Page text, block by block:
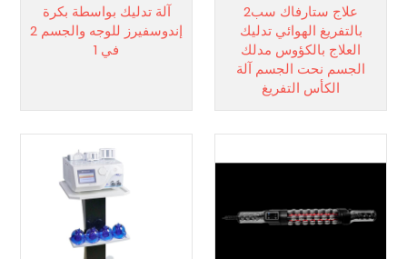
علاج ستارفاك سب2
بالتفريغ الهوائي تدليك
العلاج بالكؤوس مدلك
الجسم نحت الجسم آلة
الكأس التفريغ
آلة تدليك بواسطة بكرة
إندوسفيرز للوجه والجسم 2
في 1